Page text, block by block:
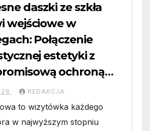
daszki ze szkła
wejściowe w
Połączenie
estetyki z
ochroną
REDAKCJA
to wizytówka każdego
w najwyższym stopniu